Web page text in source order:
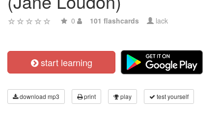
0 101 flashcards lack
start learning
download mp3 print play test yourself